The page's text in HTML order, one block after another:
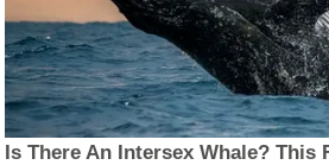
Is There An Intersex Whale? This